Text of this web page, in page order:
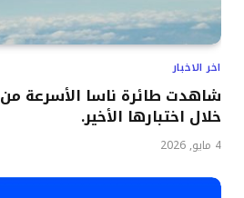
اخر الاخبار
شاهدت طائرة ناسا الأسرعة
خلال اختبارها الأخير.
4 مايو, 2026